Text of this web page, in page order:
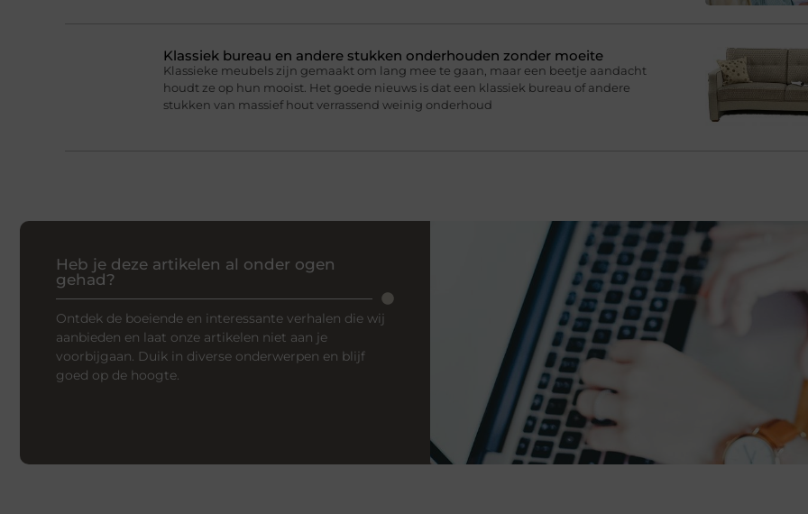
Klassiek bureau en andere stukken onderhouden zonder moeite
Klassieke meubels zijn gemaakt om lang mee te gaan, maar een beetje aandacht
houdt ze op hun mooist. Het goede nieuws is dat een klassiek bureau of andere
stukken van massief hout verrassend weinig onderhoud
Heb je deze artikelen al onder ogen
gehad?
Ontdek de boeiende en interessante verhalen die wij
aanbieden en laat onze artikelen niet aan je
voorbijgaan. Duik in diverse onderwerpen en blijf
goed op de hoogte.